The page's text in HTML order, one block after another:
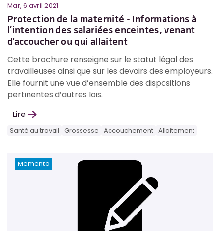
Mar, 6 avril 2021
Protection de la maternité - Informations à
l’intention des salariées enceintes, venant
d’accoucher ou qui allaitent
Cette brochure renseigne sur le statut légal des
travailleuses ainsi que sur les devoirs des employeurs.
Elle fournit une vue d’ensemble des dispositions
pertinentes d’autres lois.
Lire
Santé au travail Grossesse Accouchement Allaitement
Memento